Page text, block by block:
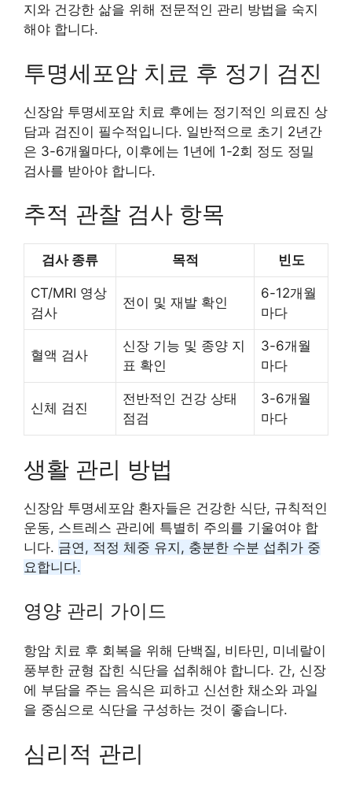
지와 건강한 삶을 위해 전문적인 관리 방법을 숙지
해야 합니다.
투명세포암 치료 후 정기 검진
신장암 투명세포암 치료 후에는 정기적인 의료진 상
담과 검진이 필수적입니다. 일반적으로 초기 2년간
은 3-6개월마다, 이후에는 1년에 1-2회 정도 정밀
검사를 받아야 합니다.
추적 관찰 검사 항목
검사 종류 목적 빈도
CT/MRI 영상
검사
전이 및 재발 확인
6-12개월
마다
혈액 검사
신장 기능 및 종양 지
표 확인
3-6개월
마다
신체 검진
전반적인 건강 상태
점검
3-6개월
마다
생활 관리 방법
신장암 투명세포암 환자들은 건강한 식단, 규칙적인
운동, 스트레스 관리에 특별히 주의를 기울여야 합
니다. 금연, 적정 체중 유지, 충분한 수분 섭취가 중
요합니다.
영양 관리 가이드
항암 치료 후 회복을 위해 단백질, 비타민, 미네랄이
풍부한 균형 잡힌 식단을 섭취해야 합니다. 간, 신장
에 부담을 주는 음식은 피하고 신선한 채소와 과일
을 중심으로 식단을 구성하는 것이 좋습니다.
심리적 관리